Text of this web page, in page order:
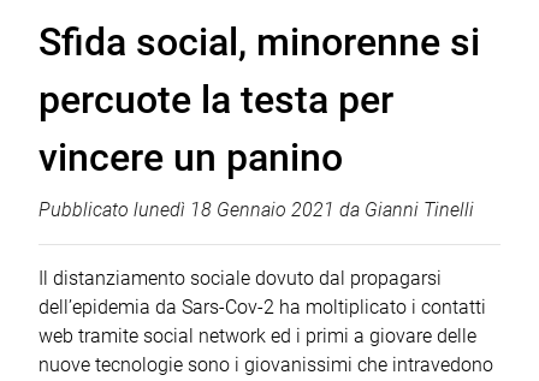
Sfida social, minorenne si
percuote la testa per
vincere un panino
Pubblicato lunedì 18 Gennaio 2021 da Gianni Tinelli
Il distanziamento sociale dovuto dal propagarsi
dell’epidemia da Sars-Cov-2 ha moltiplicato i contatti
web tramite social network ed i primi a giovare delle
nuove tecnologie sono i giovanissimi che intravedono